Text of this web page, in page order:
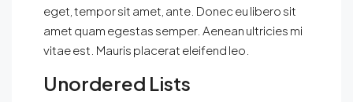
eget, tempor sit amet, ante. Donec eu libero sit
amet quam egestas semper. Aenean ultricies mi
vitae est. Mauris placerat eleifend leo.
Unordered Lists